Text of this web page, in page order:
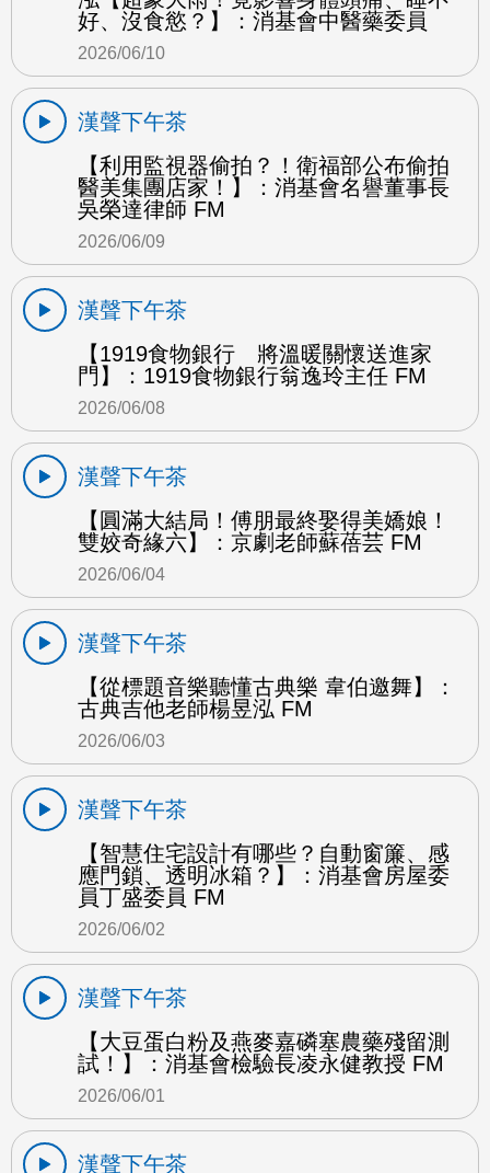
好、沒食慾？】：消基會中醫藥委員
2026/06/10
漢聲下午茶
【利用監視器偷拍？！衛福部公布偷拍
醫美集團店家！】：消基會名譽董事長
吳榮達律師 FM
2026/06/09
漢聲下午茶
【1919食物銀行 將溫暖關懷送進家
門】：1919食物銀行翁逸玲主任 FM
2026/06/08
漢聲下午茶
【圓滿大結局！傅朋最終娶得美嬌娘！
雙姣奇緣六】：京劇老師蘇蓓芸 FM
2026/06/04
漢聲下午茶
【從標題音樂聽懂古典樂 韋伯邀舞】：
古典吉他老師楊昱泓 FM
2026/06/03
漢聲下午茶
【智慧住宅設計有哪些？自動窗簾、感
應門鎖、透明冰箱？】：消基會房屋委
員丁盛委員 FM
2026/06/02
漢聲下午茶
【大豆蛋白粉及燕麥嘉磷塞農藥殘留測
試！】：消基會檢驗長凌永健教授 FM
2026/06/01
漢聲下午茶